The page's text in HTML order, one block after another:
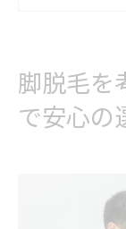
痛みや肌
とめ
最新
肌ト
脚脱毛を
で安心の